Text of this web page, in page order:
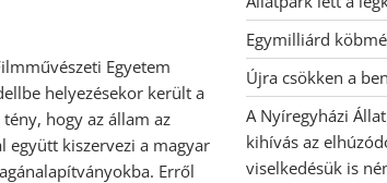
Egyetem
helyezésekor került a
hogy az állam az
együtt kiszervezi a magyar
Erről
Egymilliárd
Újra csökken a
A Nyíregyházi
kihívás az
viselkedésük is